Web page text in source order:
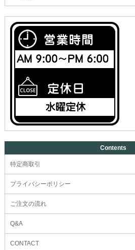
Contents
特定商取引
プライバシーポリシー
ご注文の流れ
Q&A
CONTACT